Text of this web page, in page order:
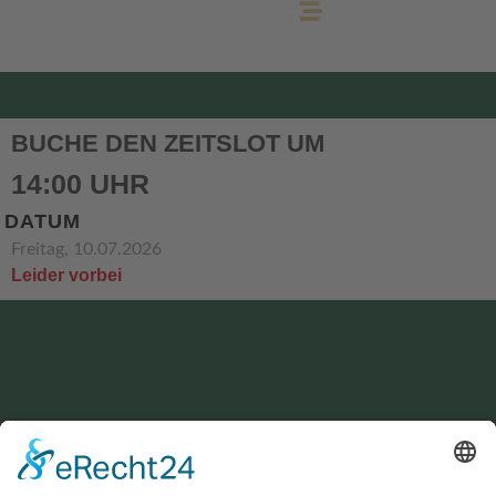
BUCHE DEN ZEITSLOT UM
14:00 UHR
DATUM
Freitag, 10.07.2026
Leider vorbei
KONTAKT